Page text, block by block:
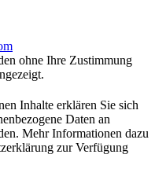
ohne Ihre Zustimmung
Inhalte erklären Sie sich
Daten an
Mehr Informationen dazu
zur Verfügung